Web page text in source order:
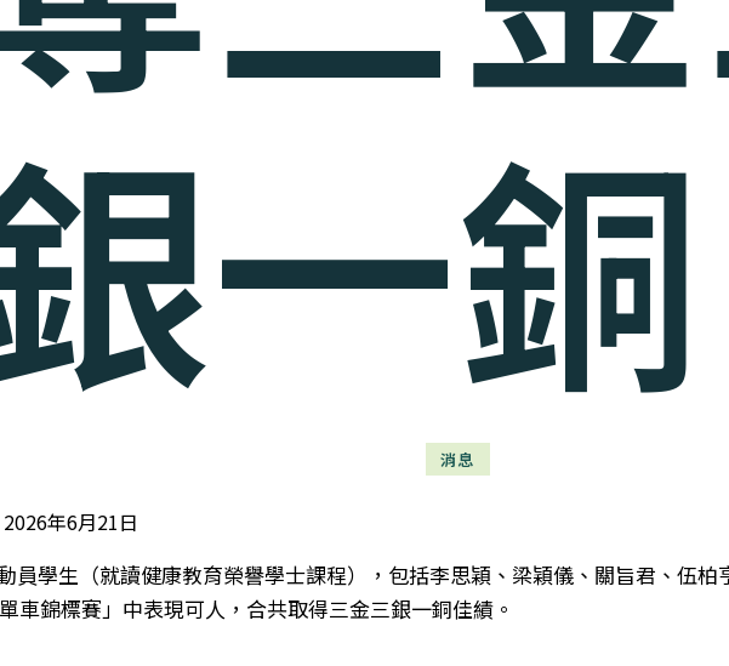
一
消息
2026年6月21日
員學生（就讀健康教育榮譽學士課程），包括李思穎、梁穎儀、關旨君、伍
單車錦標賽」中表現可人，合共取得三金三銀一銅佳績。